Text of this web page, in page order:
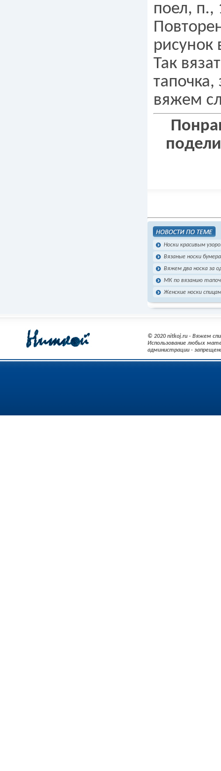
поел, п.,
рисунок
Так
тапочка,
вяжем
Носки красивым
Вязаные носки
Вяжем два носка за
МК по вязанию
Женские носки
© 2020 nitkoj.ru - Вяжем
Использование любых
администрации -